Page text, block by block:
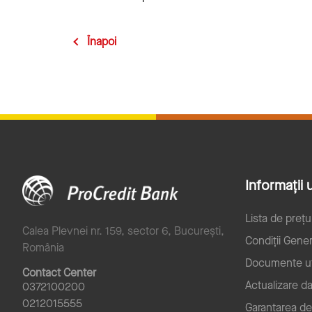
Înapoi
Calea Plevnei nr. 159, sector 6, București,
România
Contact Center
0372100200
0212015555
Informații
Lista de
Condiții
Documente
Actualizare
Garantarea